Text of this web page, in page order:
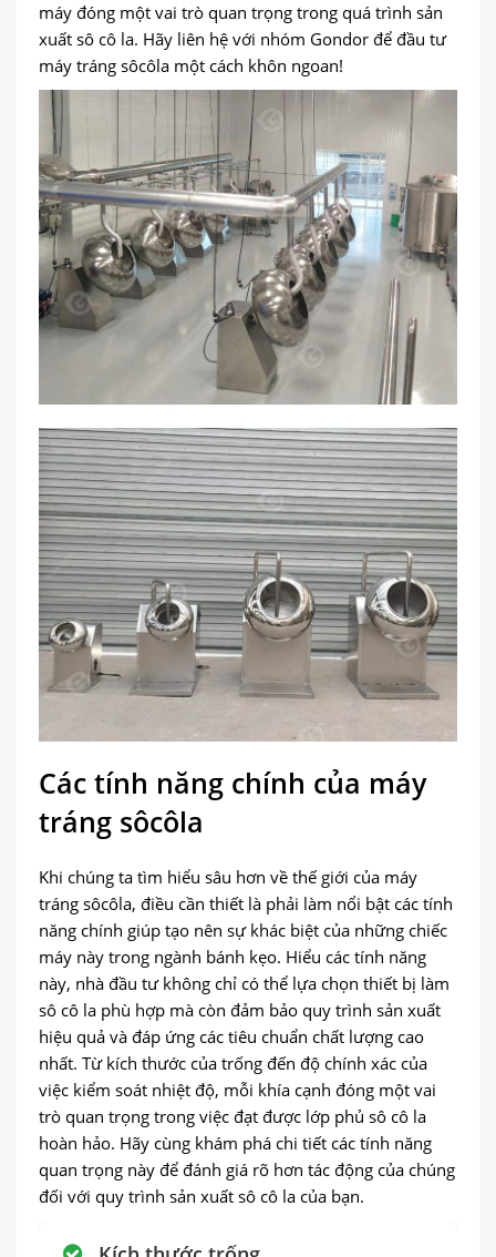
máy đóng một vai trò quan trọng trong quá trình sản
xuất sô cô la. Hãy liên hệ với nhóm Gondor để đầu tư
máy tráng sôcôla một cách khôn ngoan!
Các tính năng chính của máy
tráng sôcôla
Khi chúng ta tìm hiểu sâu hơn về thế giới của máy
tráng sôcôla, điều cần thiết là phải làm nổi bật các tính
năng chính giúp tạo nên sự khác biệt của những chiếc
máy này trong ngành bánh kẹo. Hiểu các tính năng
này, nhà đầu tư không chỉ có thể lựa chọn thiết bị làm
sô cô la phù hợp mà còn đảm bảo quy trình sản xuất
hiệu quả và đáp ứng các tiêu chuẩn chất lượng cao
nhất. Từ kích thước của trống đến độ chính xác của
việc kiểm soát nhiệt độ, mỗi khía cạnh đóng một vai
trò quan trọng trong việc đạt được lớp phủ sô cô la
hoàn hảo. Hãy cùng khám phá chi tiết các tính năng
quan trọng này để đánh giá rõ hơn tác động của chúng
đối với quy trình sản xuất sô cô la của bạn.